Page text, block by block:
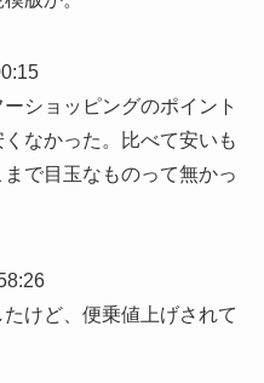
ショッピングのポイント
なかった。比べて安いも
で目玉なものって無かっ
けど、便乗値上げされて